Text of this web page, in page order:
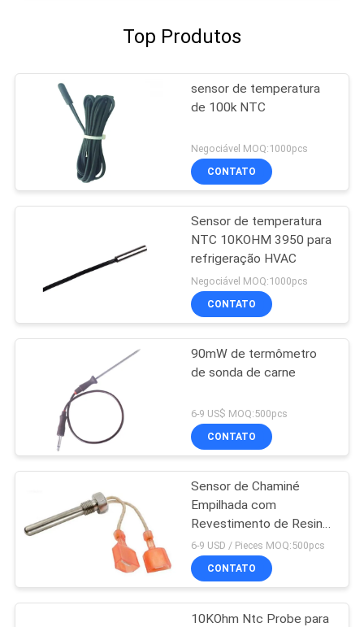
Top Produtos
sensor de temperatura
de 100k NTC
Negociável MOQ:1000pcs
CONTATO
Sensor de temperatura
NTC 10KOHM 3950 para
refrigeração HVAC
Negociável MOQ:1000pcs
CONTATO
90mW de termômetro
de sonda de carne
6-9 US$ MOQ:500pcs
CONTATO
Sensor de Chaminé
Empilhada com
Revestimento de Resina
Epóxi
6-9 USD / Pieces MOQ:500pcs
CONTATO
10KOhm Ntc Probe para